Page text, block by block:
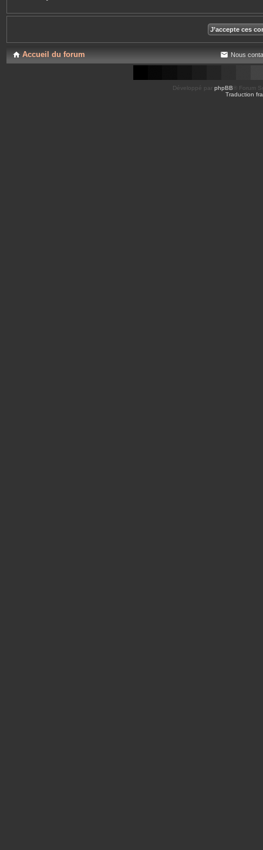
Accueil du forum Nous
Développé par phpBB ® Forum
Traduction